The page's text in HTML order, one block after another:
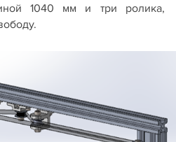
1040 мм и три ролика,